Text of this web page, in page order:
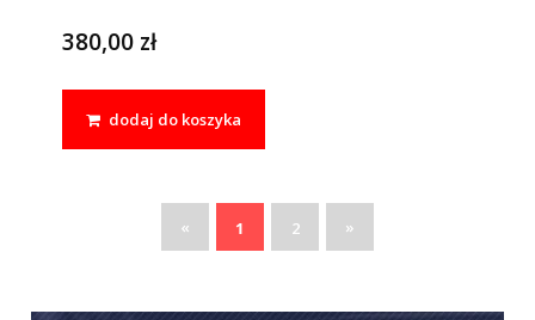
380,00 zł
dodaj do koszyka
« 1 2 »